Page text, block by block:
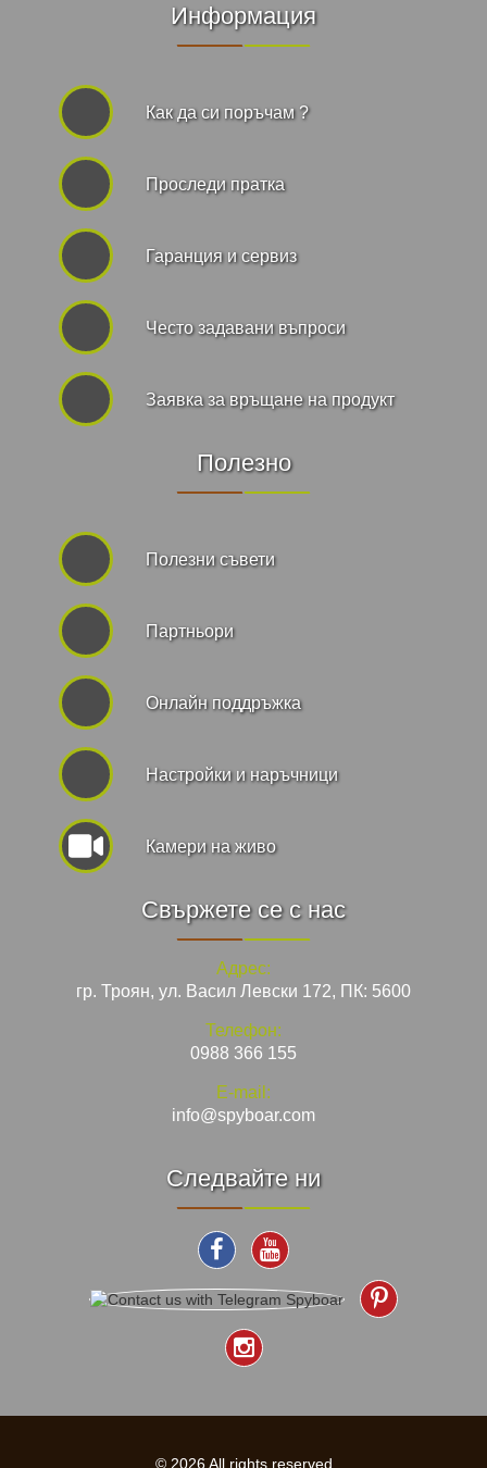
Информация
Как да си поръчам ?
Проследи пратка
Гаранция и сервиз
Често задавани въпроси
Заявка за връщане на продукт
Полезно
Полезни съвети
Партньори
Онлайн поддръжка
Hастройки и наръчници
Камери на живо
Свържете се с нас
Адрес:
гр. Троян, ул. Васил Левски 172, ПК: 5600
Телефон:
0988 366 155
E-mail:
info@spyboar.com
Следвайте ни
© 2026 All rights reserved